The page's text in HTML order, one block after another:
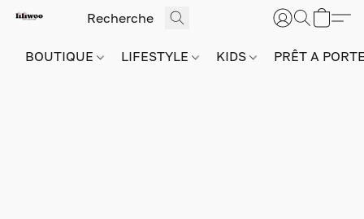
BOUTIQUE LIFESTYLE KIDS PRÊT A